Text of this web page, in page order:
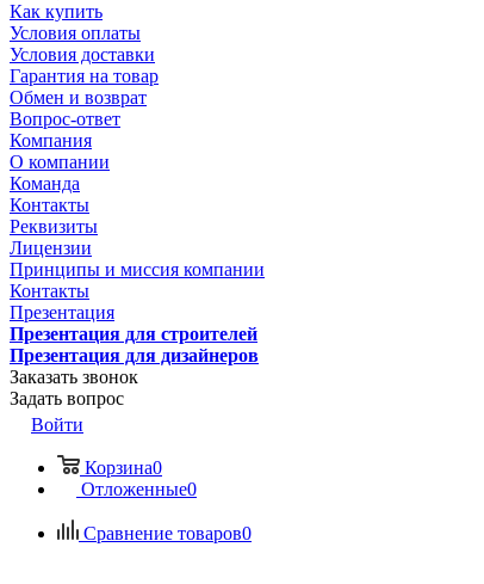
Как купить
Условия оплаты
Условия доставки
Гарантия на товар
Обмен и возврат
Вопрос-ответ
Компания
О компании
Команда
Контакты
Реквизиты
Лицензии
Принципы и миссия компании
Контакты
Презентация
Презентация для строителей
Презентация для дизайнеров
Заказать звонок
Задать вопрос
Войти
Корзина0
Отложенные0
Сравнение товаров0